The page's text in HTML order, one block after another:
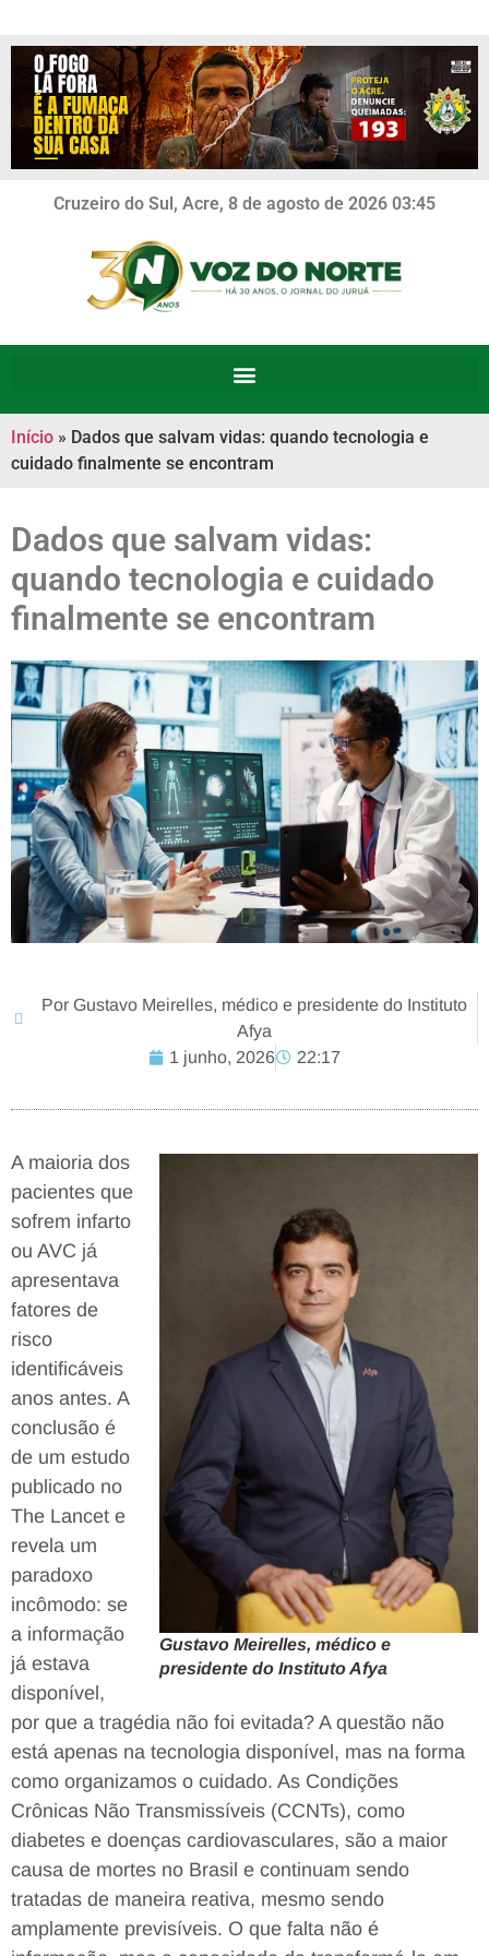
Cruzeiro do Sul, Acre, 8 de agosto de 2026 03:45
Início » Dados que salvam vidas: quando tecnologia e
cuidado finalmente se encontram
Dados que salvam vidas:
quando tecnologia e cuidado
finalmente se encontram
Por Gustavo Meirelles, médico e presidente do Instituto
Afya
1 junho, 2026
22:17
Gustavo Meirelles, médico e
presidente do Instituto Afya
A maioria dos
pacientes que
sofrem infarto
ou AVC já
apresentava
fatores de
risco
identificáveis
anos antes. A
conclusão é
de um estudo
publicado no
The Lancet e
revela um
paradoxo
incômodo: se
a informação
já estava
disponível,
por que a tragédia não foi evitada? A questão não
está apenas na tecnologia disponível, mas na forma
como organizamos o cuidado. As Condições
Crônicas Não Transmissíveis (CCNTs), como
diabetes e doenças cardiovasculares, são a maior
causa de mortes no Brasil e continuam sendo
tratadas de maneira reativa, mesmo sendo
amplamente previsíveis. O que falta não é